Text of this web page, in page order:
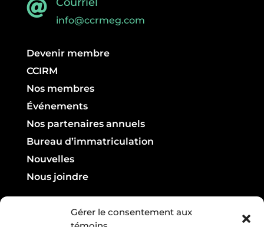
Gérer le consentement aux

info@ccrmeg.com
Devenir membre
CCIRM
Nos membres
Événements
Nos partenaires annuels
Bureau d’immatriculation
Nouvelles
Nous joindre
Infolettre